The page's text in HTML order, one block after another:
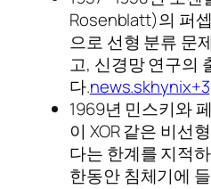
Rosenblatt)의 퍼
으로 선형 분류 문
고, 신경망 연구의
다.news.skhynix+3
1969년 민스키와
이 XOR 같은 비선
다는 한계를 지적
한동안 침체기에